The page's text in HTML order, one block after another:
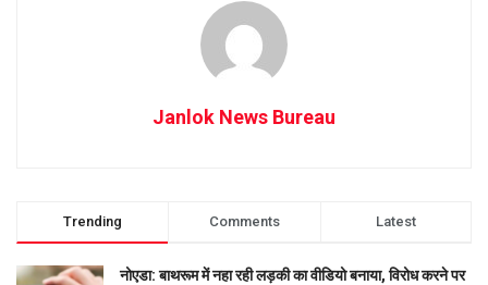
Janlok News Bureau
Trending Comments Latest
नोएडा: बाथरूम में नहा रही लड़की का वीडियो बनाया, विरोध करने पर